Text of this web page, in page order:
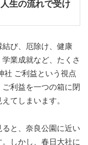
生の流れで受け
び、厄除け、健康
業成就など、たくさ
社 ご利益という視点
利益を一つの箱に閉
てしまいます。
と、奈良公園に近い
しかし、春日大社に